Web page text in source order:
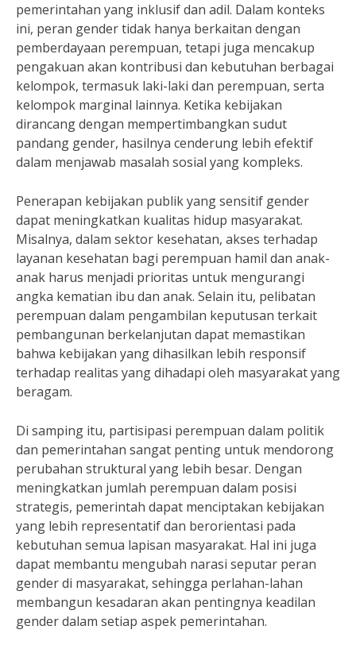
pemerintahan yang inklusif dan adil. Dalam konteks
ini, peran gender tidak hanya berkaitan dengan
pemberdayaan perempuan, tetapi juga mencakup
pengakuan akan kontribusi dan kebutuhan berbagai
kelompok, termasuk laki-laki dan perempuan, serta
kelompok marginal lainnya. Ketika kebijakan
dirancang dengan mempertimbangkan sudut
pandang gender, hasilnya cenderung lebih efektif
dalam menjawab masalah sosial yang kompleks.
Penerapan kebijakan publik yang sensitif gender
dapat meningkatkan kualitas hidup masyarakat.
Misalnya, dalam sektor kesehatan, akses terhadap
layanan kesehatan bagi perempuan hamil dan anak-
anak harus menjadi prioritas untuk mengurangi
angka kematian ibu dan anak. Selain itu, pelibatan
perempuan dalam pengambilan keputusan terkait
pembangunan berkelanjutan dapat memastikan
bahwa kebijakan yang dihasilkan lebih responsif
terhadap realitas yang dihadapi oleh masyarakat yang
beragam.
Di samping itu, partisipasi perempuan dalam politik
dan pemerintahan sangat penting untuk mendorong
perubahan struktural yang lebih besar. Dengan
meningkatkan jumlah perempuan dalam posisi
strategis, pemerintah dapat menciptakan kebijakan
yang lebih representatif dan berorientasi pada
kebutuhan semua lapisan masyarakat. Hal ini juga
dapat membantu mengubah narasi seputar peran
gender di masyarakat, sehingga perlahan-lahan
membangun kesadaran akan pentingnya keadilan
gender dalam setiap aspek pemerintahan.